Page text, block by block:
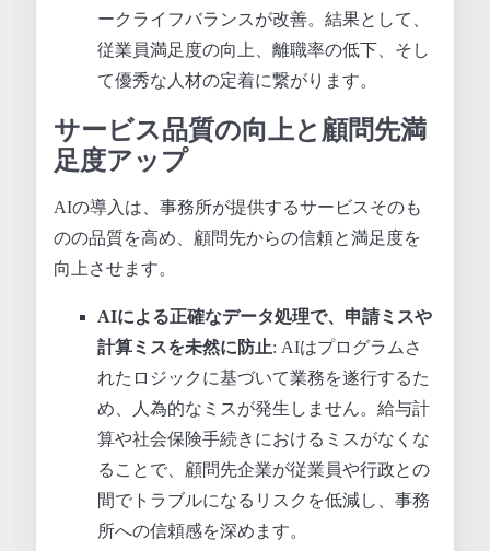
ークライフバランスが改善。結果として、
従業員満足度の向上、離職率の低下、そし
て優秀な人材の定着に繋がります。
サービス品質の向上と顧問先満
足度アップ
AIの導入は、事務所が提供するサービスそのも
のの品質を高め、顧問先からの信頼と満足度を
向上させます。
AIによる正確なデータ処理で、申請ミスや
計算ミスを未然に防止: AIはプログラムさ
れたロジックに基づいて業務を遂行するた
め、人為的なミスが発生しません。給与計
算や社会保険手続きにおけるミスがなくな
ることで、顧問先企業が従業員や行政との
間でトラブルになるリスクを低減し、事務
所への信頼感を深めます。